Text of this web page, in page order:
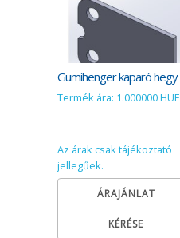
Gumihenger kaparó hegy
Termék ára: 1.000000 HUF
Az árak csak tájékoztató
jellegűek.
ÁRAJÁNLAT
KÉRÉSE